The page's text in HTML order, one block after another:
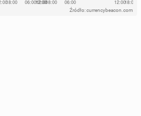
Źródło: currencybeacon.com